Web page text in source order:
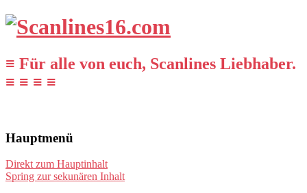
≡ Für alle von euch, Scanlines Liebhaber.
≡ ≡ ≡ ≡
Hauptmenü
Direkt zum Hauptinhalt
Spring zur sekunären Inhalt